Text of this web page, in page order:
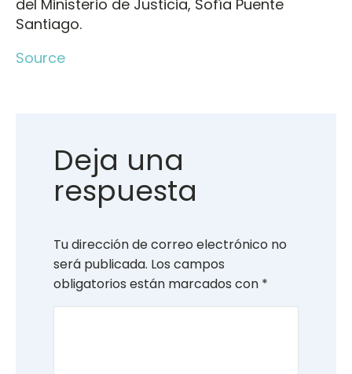
del Ministerio de Justicia, Sofía Puente
Santiago.
Source
Deja una
respuesta
Tu dirección de correo electrónico no
será publicada. Los campos
obligatorios están marcados con *